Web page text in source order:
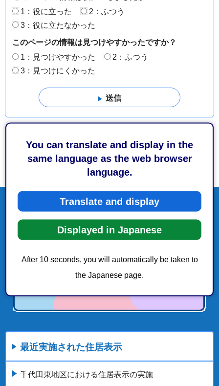
You can translate and display in the
same language as the web browser
language.
Translate and display
Displayed in Japanese
After 10 seconds, you will automatically be taken to
the Japanese page.
1：役に立った
2：ふつう
3：役に立たなかった
このページの情報は見つけやすかったですか？
1：見つけやすかった
2：ふつう
3：見つけにくかった
最近実施された住居表示
千代田東地区における住居表示の実施